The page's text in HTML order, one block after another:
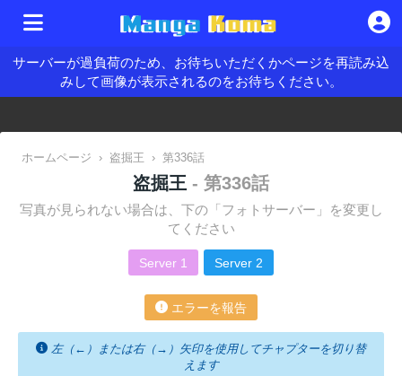
サーバーが過負荷のため、お待ちいただくかページを再読み込
みして画像が表示されるのをお待ちください。
ホームページ › 盗掘王 › 第336話
盗掘王 - 第336話
写真が見られない場合は、下の「フォトサーバー」を変更し
てください
Server 1 Server 2
エラーを報告
左（←）または右（→）矢印を使用してチャプターを切り替
えます